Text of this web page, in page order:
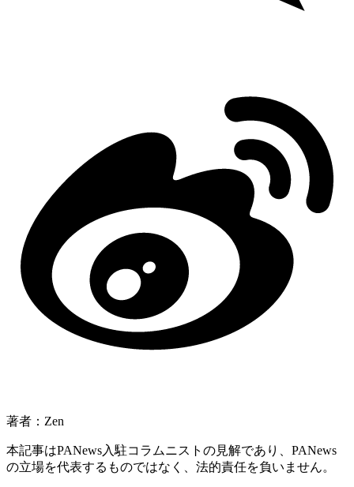
著者：Zen
本記事はPANews入駐コラムニストの見解であり、PANews
の立場を代表するものではなく、法的責任を負いません。